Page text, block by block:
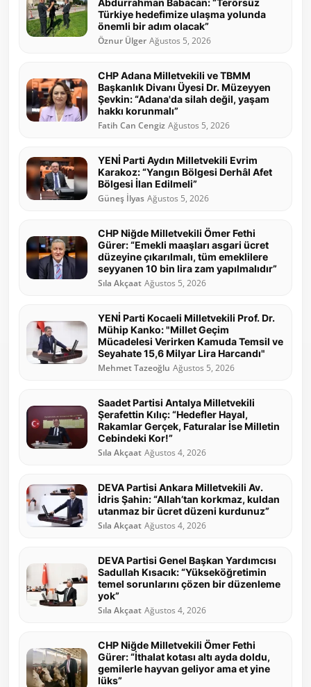
Türkiye hedefimize ulaşma yolunda
önemli bir adım olacak”
Öznur Ülger Ağustos 5, 2026
CHP Adana Milletvekili ve TBMM
Başkanlık Divanı Üyesi Dr. Müzeyyen
Şevkin: “Adana'da silah değil, yaşam
hakkı korunmalı”
Fatih Can Cengiz Ağustos 5, 2026
YENİ Parti Aydın Milletvekili Evrim
Karakoz: “Yangın Bölgesi Derhâl Afet
Bölgesi İlan Edilmeli”
Güneş İlyas Ağustos 5, 2026
CHP Niğde Milletvekili Ömer Fethi
Gürer: “Emekli maaşları asgari ücret
düzeyine çıkarılmalı, tüm emeklilere
seyyanen 10 bin lira zam yapılmalıdır”
Sıla Akçaat Ağustos 5, 2026
YENİ Parti Kocaeli Milletvekili Prof. Dr.
Mühip Kanko: "Millet Geçim
Mücadelesi Verirken Kamuda Temsil ve
Seyahate 15,6 Milyar Lira Harcandı"
Mehmet Tazeoğlu Ağustos 5, 2026
Saadet Partisi Antalya Milletvekili
Şerafettin Kılıç: “Hedefler Hayal,
Rakamlar Gerçek, Faturalar İse Milletin
Cebindeki Kor!”
Sıla Akçaat Ağustos 4, 2026
DEVA Partisi Ankara Milletvekili Av.
İdris Şahin: “Allah’tan korkmaz, kuldan
utanmaz bir ücret düzeni kurdunuz”
Sıla Akçaat Ağustos 4, 2026
DEVA Partisi Genel Başkan Yardımcısı
Sadullah Kısacık: “Yükseköğretimin
temel sorunlarını çözen bir düzenleme
yok”
Sıla Akçaat Ağustos 4, 2026
CHP Niğde Milletvekili Ömer Fethi
Gürer: “İthalat kotası altı ayda doldu,
gemilerle hayvan geliyor ama et yine
lüks”